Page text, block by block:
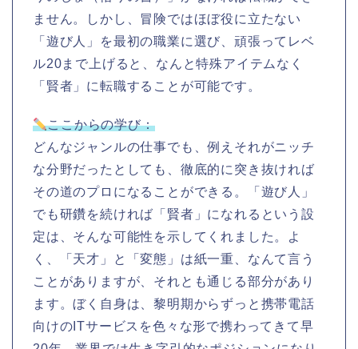
ません。しかし、冒険ではほぼ役に立たない
「遊び人」を最初の職業に選び、頑張ってレベ
ル20まで上げると、なんと特殊アイテムなく
「賢者」に転職することが可能です。
ここからの学び：
どんなジャンルの仕事でも、例えそれがニッチ
な分野だったとしても、徹底的に突き抜ければ
その道のプロになることができる。「遊び人」
でも研鑽を続ければ「賢者」になれるという設
定は、そんな可能性を示してくれました。よ
く、「天才」と「変態」は紙一重、なんて言う
ことがありますが、それとも通じる部分があり
ます。ぼく自身は、黎明期からずっと携帯電話
向けのITサービスを色々な形で携わってきて早